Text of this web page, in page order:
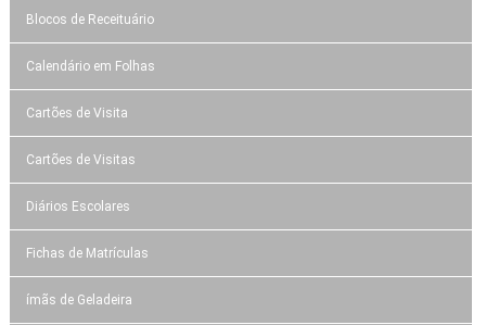
Blocos de Receituário
Calendário em Folhas
Cartões de Visita
Cartões de Visitas
Diários Escolares
Fichas de Matrículas
ímãs de Geladeira